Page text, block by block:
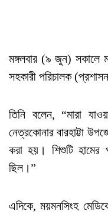
মঙ্গলবার (৯ জুন) সকালে
সহকারী পরিচালক
তিনি বলেন, “মারা
নেত্রকোনার বারহাট্টা
করা হয়। শিশুটি হামের
ছিল।”
এদিকে, ময়মনসিংহ